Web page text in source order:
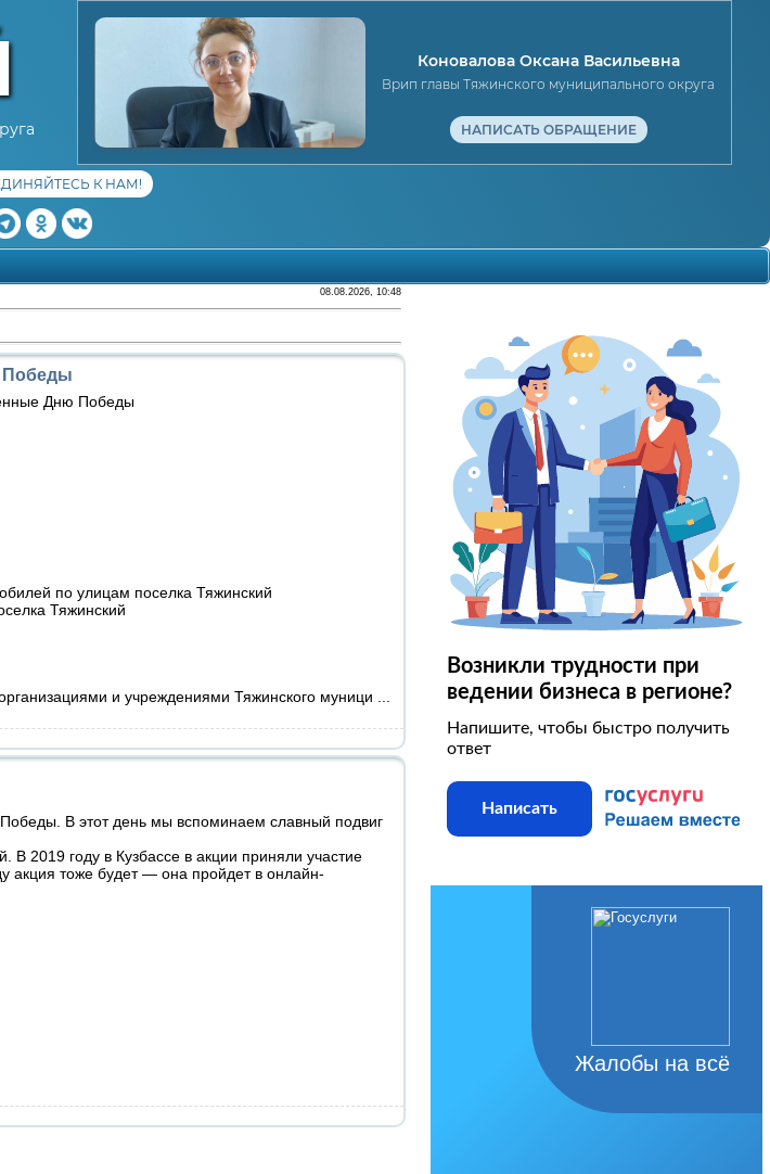
Коновалова Оксана Васильевна
Врип главы Тяжинского муниципального округа
НАПИСАТЬ ОБРАЩЕНИЕ
К НАМ!
08.08.2026, 10:48
Победы
Дню Победы
по улицам поселка Тяжинский
Тяжинский
и учреждениями Тяжинского муници
В этот день мы вспоминаем славный подвиг
2019 году в Кузбассе в акции приняли участие
акция тоже будет — она пройдет в онлайн-
Возникли трудности при
ведении бизнеса в регионе?
Напишите, чтобы быстро получить
ответ
Написать
Жалобы на всё